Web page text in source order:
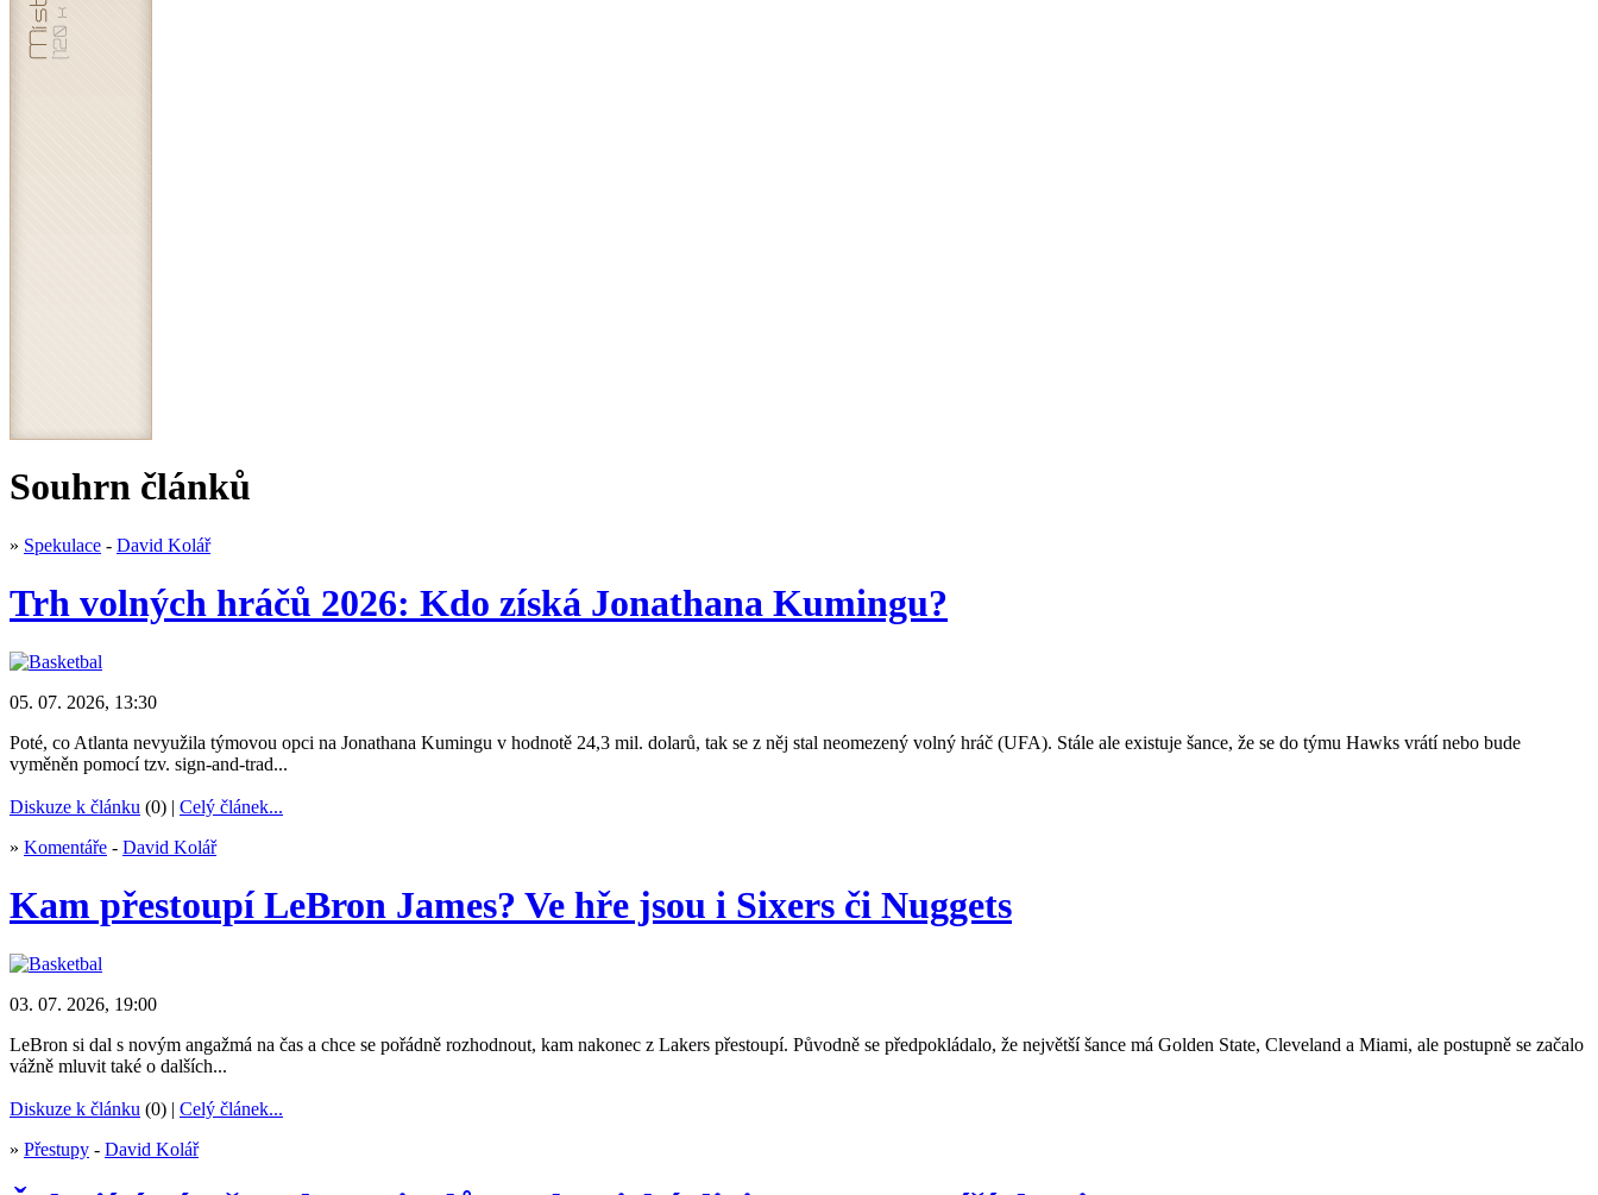
Souhrn článků
» Spekulace - David Kolář
Trh volných hráčů 2026: Kdo získá Jonathana Kumingu?
05. 07. 2026, 13:30
Poté, co Atlanta nevyužila týmovou opci na Jonathana Kumingu v hodnotě 24,3 mil. dolarů, tak se z něj stal neomezený volný hráč (UFA). Stále ale existuje šance, že se do týmu Hawks vrátí nebo bude
vyměněn pomocí tzv. sign-and-trad...
Diskuze k článku (0) | Celý článek...
» Komentáře - David Kolář
Kam přestoupí LeBron James? Ve hře jsou i Sixers či Nuggets
03. 07. 2026, 19:00
LeBron si dal s novým angažmá na čas a chce se pořádně rozhodnout, kam nakonec z Lakers přestoupí. Původně se předpokládalo, že největší šance má Golden State, Cleveland a Miami, ale postupně se začalo
vážně mluvit také o dalších...
Diskuze k článku (0) | Celý článek...
» Přestupy - David Kolář